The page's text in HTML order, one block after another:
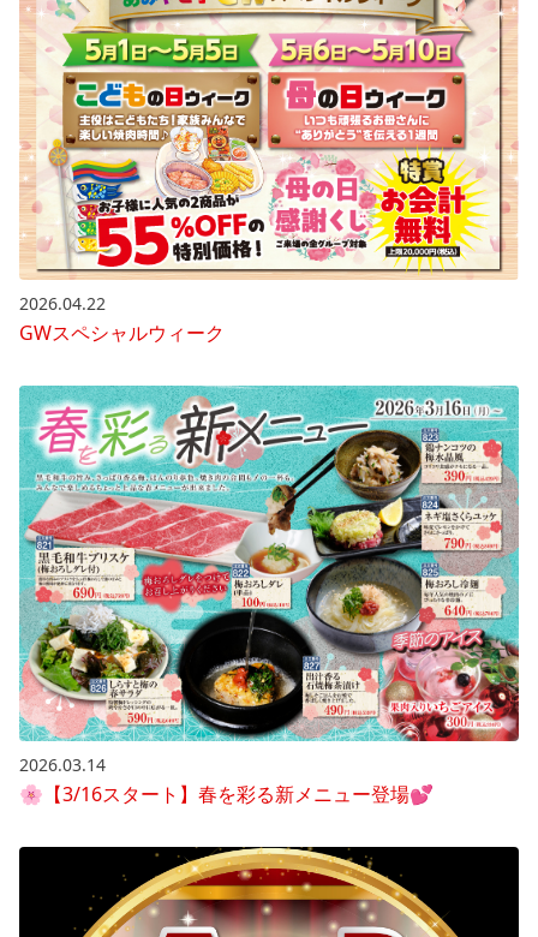
2026.04.22
GWスペシャルウィーク
2026.03.14
🌸【3/16スタート】春を彩る新メニュー登場💕